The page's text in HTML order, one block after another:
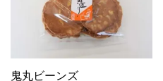
鬼丸ビーンズ